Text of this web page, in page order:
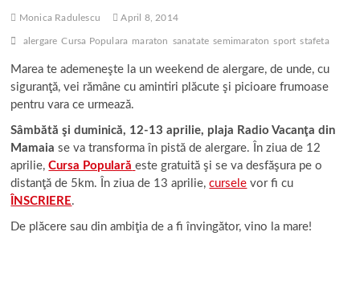
Monica Radulescu April 8, 2014
alergare Cursa Populara maraton sanatate semimaraton sport stafeta
Marea te ademeneşte la un weekend de alergare, de unde, cu
siguranţă, vei rămâne cu amintiri plăcute şi picioare frumoase
pentru vara ce urmează.
Sâmbătă şi duminică, 12-13 aprilie, plaja Radio Vacanţa din
Mamaia se va transforma în pistă de alergare. În ziua de 12
aprilie,Cursa Populară este gratuită şi se va desfăşura pe o
distanţă de 5km. În ziua de 13 aprilie,cursele vor fi cu
ÎNSCRIERE.
De plăcere sau din ambiţia de a fi învingător, vino la mare!